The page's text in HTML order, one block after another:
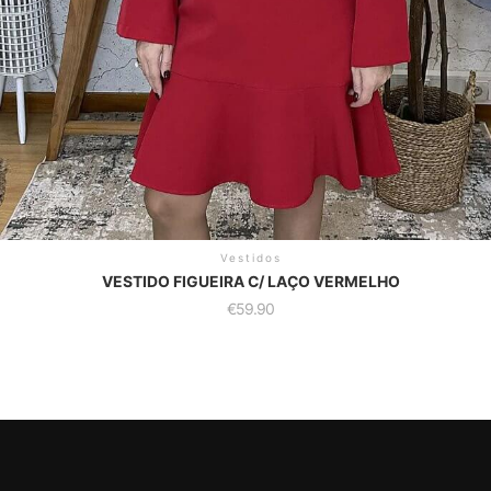
Vestidos
VESTIDO FIGUEIRA C/ LAÇO VERMELHO
€59.90